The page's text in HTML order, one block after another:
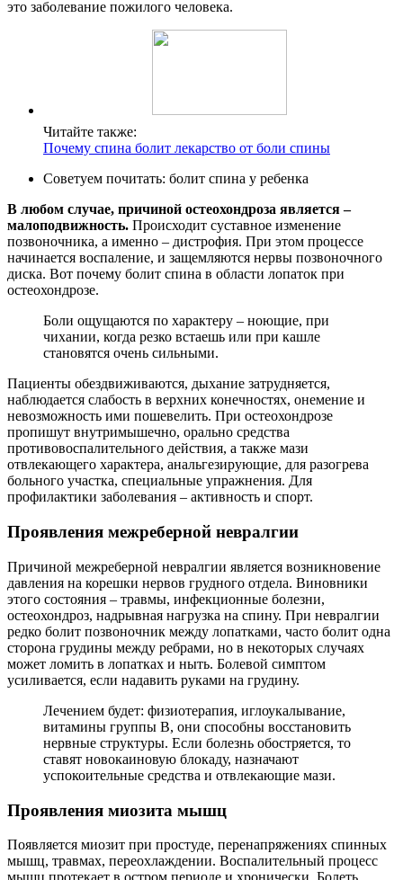
это заболевание пожилого человека.
Читайте также:
Почему спина болит лекарство от боли спины
Советуем почитать: болит спина у ребенка
В любом случае, причиной остеохондроза является –
малоподвижность. Происходит суставное изменение
позвоночника, а именно – дистрофия. При этом процессе
начинается воспаление, и защемляются нервы позвоночного
диска. Вот почему болит спина в области лопаток при
остеохондрозе.
Боли ощущаются по характеру – ноющие, при
чихании, когда резко встаешь или при кашле
становятся очень сильными.
Пациенты обездвиживаются, дыхание затрудняется,
наблюдается слабость в верхних конечностях, онемение и
невозможность ими пошевелить. При остеохондрозе
пропишут внутримышечно, орально средства
противовоспалительного действия, а также мази
отвлекающего характера, анальгезирующие, для разогрева
больного участка, специальные упражнения. Для
профилактики заболевания – активность и спорт.
Проявления межреберной невралгии
Причиной межреберной невралгии является возникновение
давления на корешки нервов грудного отдела. Виновники
этого состояния – травмы, инфекционные болезни,
остеохондроз, надрывная нагрузка на спину. При невралгии
редко болит позвоночник между лопатками, часто болит одна
сторона грудины между ребрами, но в некоторых случаях
может ломить в лопатках и ныть. Болевой симптом
усиливается, если надавить руками на грудину.
Лечением будет: физиотерапия, иглоукалывание,
витамины группы В, они способны восстановить
нервные структуры. Если болезнь обостряется, то
ставят новокаиновую блокаду, назначают
успокоительные средства и отвлекающие мази.
Проявления миозита мышц
Появляется миозит при простуде, перенапряжениях спинных
мышц, травмах, переохлаждении. Воспалительный процесс